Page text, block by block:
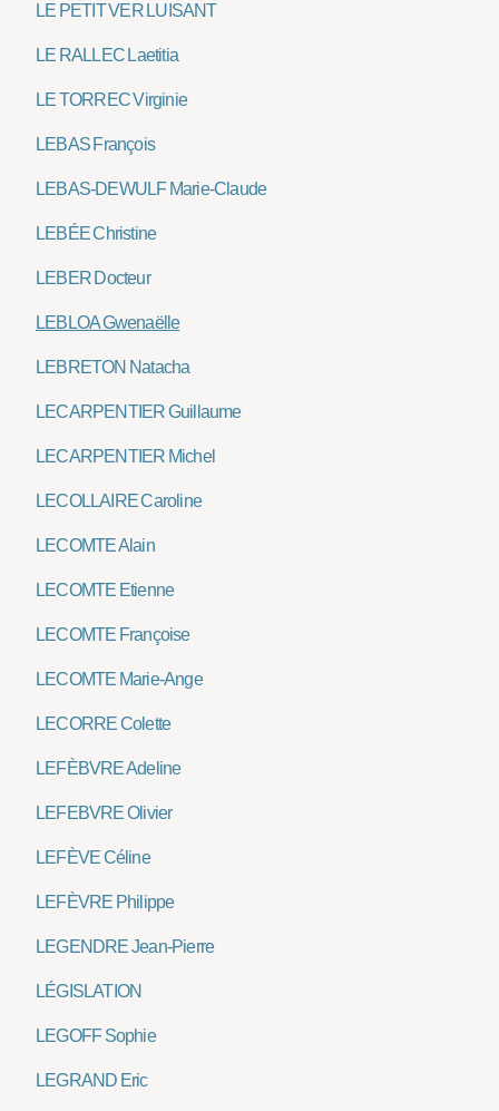
LE PETIT VER LUISANT
LE RALLEC Laetitia
LE TORREC Virginie
LEBAS François
LEBAS-DEWULF Marie-Claude
LEBÉE Christine
LEBER Docteur
LEBLOA Gwenaëlle
LEBRETON Natacha
LECARPENTIER Guillaume
LECARPENTIER Michel
LECOLLAIRE Caroline
LECOMTE Alain
LECOMTE Etienne
LECOMTE Françoise
LECOMTE Marie-Ange
LECORRE Colette
LEFÈBVRE Adeline
LEFEBVRE Olivier
LEFÈVE Céline
LEFÈVRE Philippe
LEGENDRE Jean-Pierre
LÉGISLATION
LEGOFF Sophie
LEGRAND Eric